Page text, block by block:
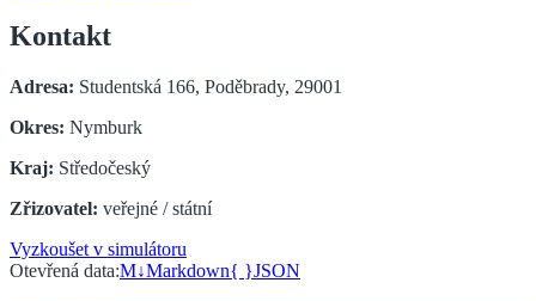
Kontakt
Adresa: Studentská 166, Poděbrady, 29001
Okres: Nymburk
Kraj: Středočeský
Zřizovatel: veřejné / státní
Vyzkoušet v simulátoru
Otevřená data:M↓Markdown{ }JSON